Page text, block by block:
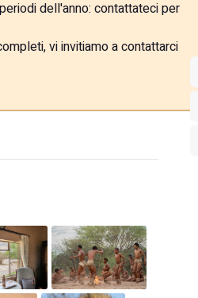
dell'anno: contattateci per
vi invitiamo a contattarci